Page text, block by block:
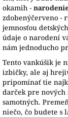
okamih -
zdobenýčerveno -
jemnosťou
údaje o narodení
nám jednoducho
Tento vankúšik je
izbičky, ale aj
pripomínať tie
darček pre
samotných.
niečo, čo budete s